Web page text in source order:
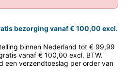
bezorging vanaf € 100,00 excl.
binnen Nederland tot € 99,99
vanaf € 100,00 excl. BTW.
een verzendtoeslag per order van